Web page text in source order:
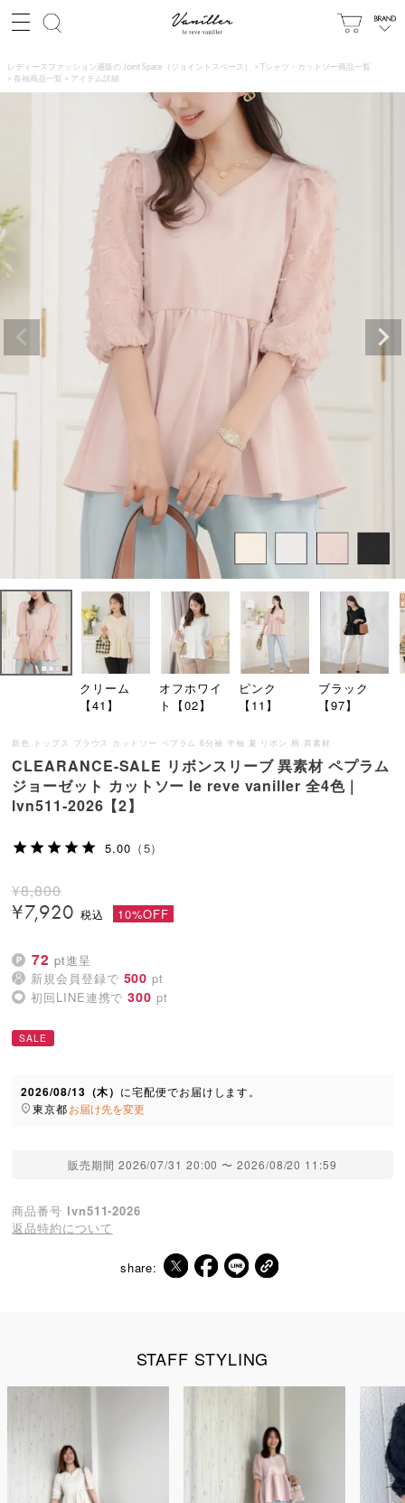
レディースファッション通販の Joint Space（ジョイントスペース）
Tシャツ・カットソー商品一覧
長袖商品一覧
アイテム詳細
クリーム
【41】
オフホワイ
ト【02】
ピンク
【11】
ブラック
【97】
新色 トップス ブラウス カットソー ペプラム 6分袖 半袖 夏 リボン 柄 異素材
CLEARANCE-SALE リボンスリーブ 異素材 ペプラム
ジョーゼット カットソー le reve vaniller 全4色｜
lvn511-2026【2】
5.00 （5）
¥8,800
¥7,920 10%OFF
72 pt進呈
新規会員登録で 500 pt
初回LINE連携で 300 pt
SALE
2026/08/13（木） に宅配便でお届けします。
東京都お届け先を変更
販売期間 2026/07/31 20:00 〜 2026/08/20 11:59
商品番号 lvn511-2026
返品特約について
share:
STAFF STYLING